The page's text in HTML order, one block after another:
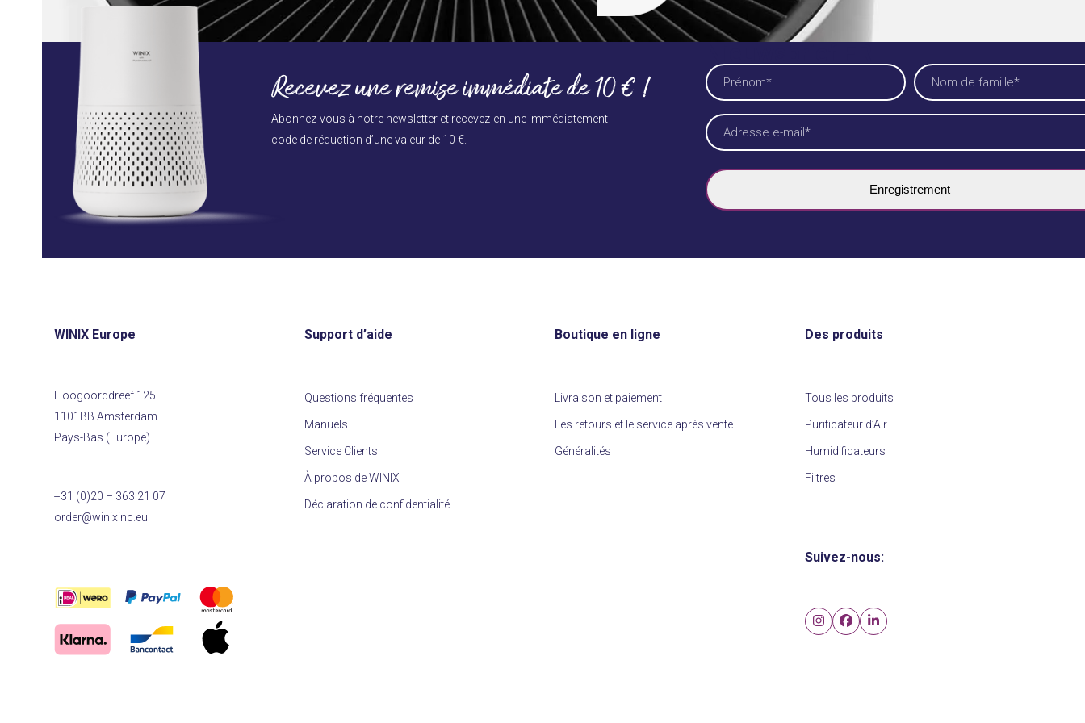
Press
go
Recevez une remise immédiate de 10 € !
Abonnez-vous à notre newsletter et recevez-en une immédiatement
code de réduction d’une valeur de 10 €.
Name
(Nécessaire)
Voornaam Achternaam
E-
mailadres
(Nécessaire)
WINIX Europe
Hoogoorddreef 125
1101BB Amsterdam
Pays-Bas (Europe)
+31 (0)20 – 363 21 07
order@winixinc.eu
Support d’aide
Questions fréquentes
Manuels
Service Clients
À propos de WINIX
Déclaration de confidentialité
Boutique en ligne
Livraison et paiement
Les retours et le service après vente
Généralités
Des produits
Tous les produits
Purificateur d’Air
Humidificateurs
Filtres
Suivez-nous:
Instagram
Facebook
LinkedIn